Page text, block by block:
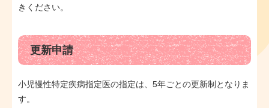
きください。
更新申請
小児慢性特定疾病指定医の指定は、5年ごとの更新制となりま
す。